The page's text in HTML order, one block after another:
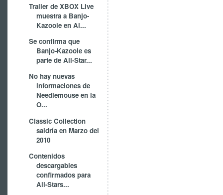
Trailer de XBOX Live
muestra a Banjo-
Kazooie en Al...
Se confirma que
Banjo-Kazooie es
parte de All-Star...
No hay nuevas
informaciones de
Needlemouse en la
O...
Classic Collection
saldría en Marzo del
2010
Contenidos
descargables
confirmados para
All-Stars...